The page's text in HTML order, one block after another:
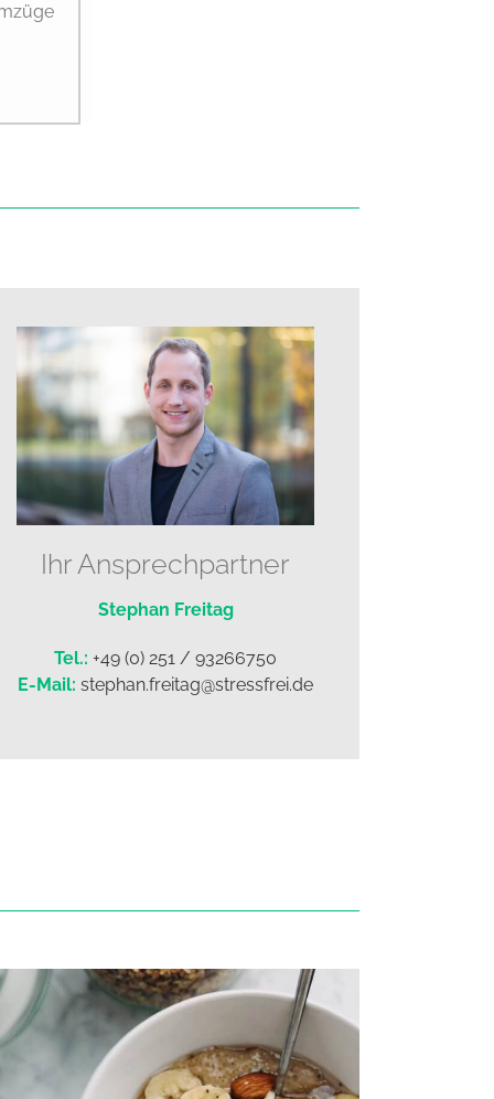
Ihr Ansprechpartner
Stephan Freitag
Tel.: +49 (0) 251 / 93266750
E-Mail: stephan.freitag@stressfrei.de